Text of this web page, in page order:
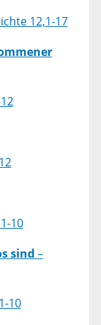
12,1-17
10
sind –
10